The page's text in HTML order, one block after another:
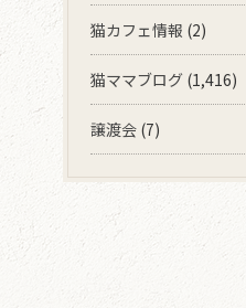
猫カフェ情報 (2)
猫ママブログ (1,416)
譲渡会 (7)